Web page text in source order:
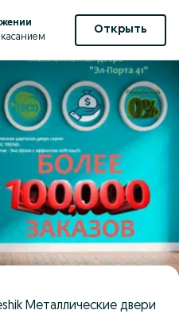
Открыть
Металлические двери